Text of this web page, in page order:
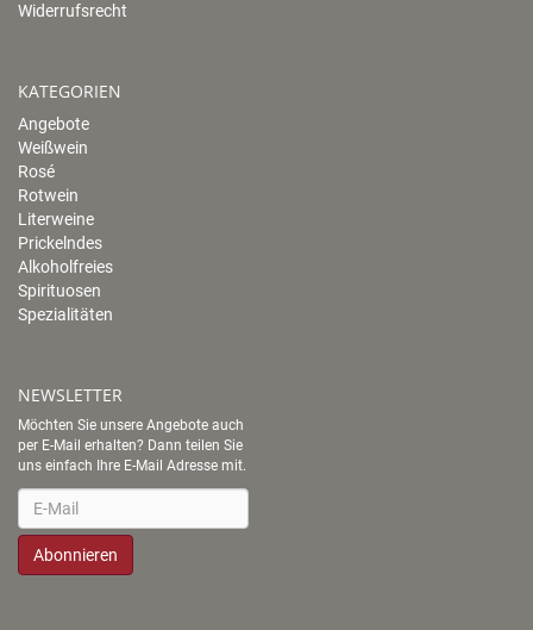
Widerrufsrecht
KATEGORIEN
Angebote
Weißwein
Rosé
Rotwein
Literweine
Prickelndes
Alkoholfreies
Spirituosen
Spezialitäten
NEWSLETTER
Möchten Sie unsere Angebote auch
per E-Mail erhalten? Dann teilen Sie
uns einfach Ihre E-Mail Adresse mit.
Newsletter
Abonnieren